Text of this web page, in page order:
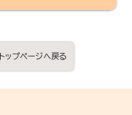
トップページへ戻る